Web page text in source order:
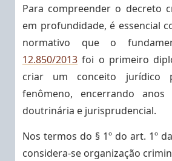
Para compreender o decreto
em profundidade, é essencial
normativo que o
12.850/2013 foi o primeiro
criar um conceito jurídico
fenômeno, encerrando anos
doutrinária e jurisprudencial.
Nos termos do § 1º do art. 1º
considera-se organização